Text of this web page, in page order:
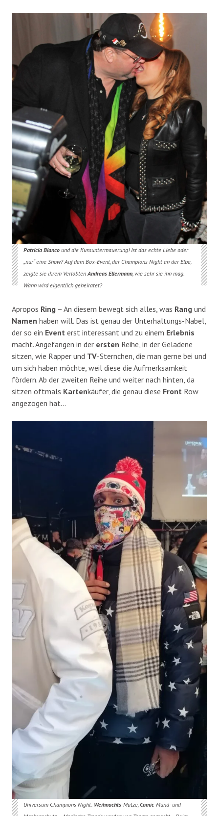
Patricia Blancound die Kussuntermauerung! Ist das echte Liebe oder
„nur“ eine Show? Auf dem Box-Event, der Champions Night an der Elbe,
zeigte sie ihrem Verlobten Andreas Ellermann, wie sehr sie ihn mag.
Wann wird eigentlich geheiratet?
Apropos Ring – An diesem bewegt sich alles, was Rang und
Namen haben will. Das ist genau der Unterhaltungs-Nabel,
der so ein Event erst interessant und zu einem Erlebnis
macht. Angefangen in der ersten Reihe, in der Geladene
sitzen, wie Rapper und TV-Sternchen, die man gerne bei und
um sich haben möchte, weil diese die Aufmerksamkeit
fördern. Ab der zweiten Reihe und weiter nach hinten, da
sitzen oftmals Kartenkäufer, die genau diese Front Row
angezogen hat…
Universum Champions Night: Weihnachts-Mütze, Comic-Mund- und